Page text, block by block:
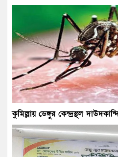
কুমিল্লায় ডেঙ্গুর কেন্দ্রস্থল